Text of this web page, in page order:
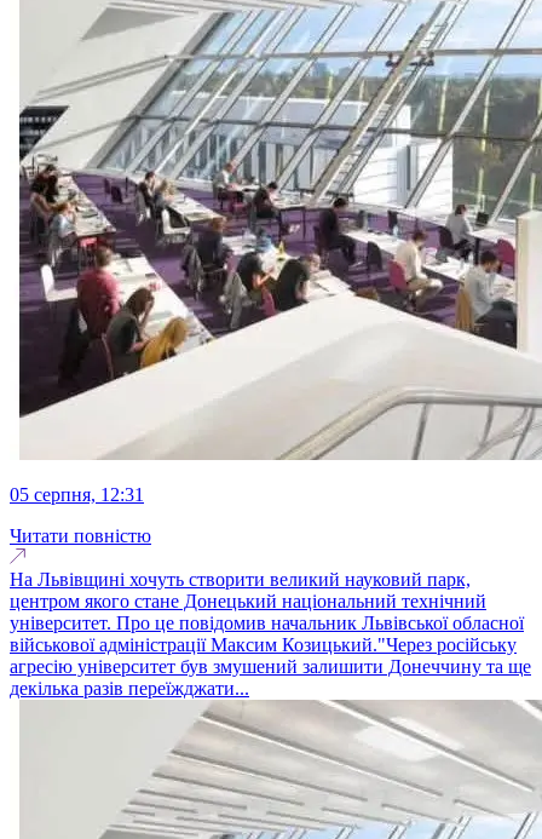
05 серпня, 12:31
Читати повністю
На Львівщині хочуть створити великий науковий парк,
центром якого стане Донецький національний технічний
університет. Про це повідомив начальник Львівської обласної
військової адміністрації Максим Козицький."Через рociйську
агресію університет був змушений залишити Донеччину та ще
декілька разів переїжджати...